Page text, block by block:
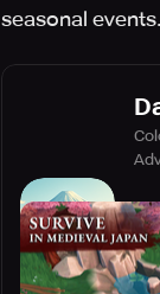
seasonal events.